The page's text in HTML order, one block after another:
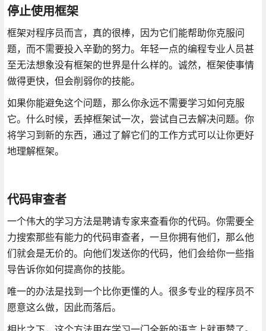
停止使用框架
框架对程序员而言，真的很棒，因为它们能帮助你克服问
题，而不需要投入辛勤的努力。年轻一点的编程专业人员甚
至无法想象没有框架的世界是什么样的。诚然，框架使事情
做得更快，但会削弱你的技能。
如果你能避免这个问题，那么你永远不需要学习如何克服
它。什么时候，丢掉框架试一次，尝试自己去解决问题。你
将学习到新的东西，通过了解它们的工作方式可以让你更好
地理解框架。
代码审查者
一个伟大的学习方法是聘请专家来查看你的代码。你需要全
力搜索那些有能力的代码审查者，一旦你拥有他们，那么他
们就会是无价的。向他们发送你的代码，他们会给你一些指
导告诉你如何提高你的技能。
唯一的办法是找到一个比你更懂的人。很多专业的程序员不
愿意这么做，因此而落后。